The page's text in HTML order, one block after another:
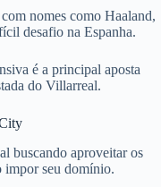
nomes como Haaland,
desafio na Espanha.
é a principal aposta
do Villarreal.
buscando aproveitar os
impor seu domínio.